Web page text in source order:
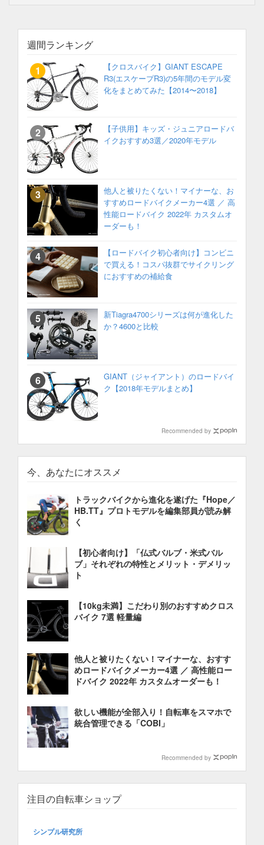
週間ランキング
【クロスバイク】GIANT ESCAPE
R3(エスケープR3)の5年間のモデル変
化をまとめてみた【2014〜2018】
【子供用】キッズ・ジュニアロードバ
イクおすすめ3選／2020年モデル
他人と被りたくない！マイナーな、お
すすめロードバイクメーカー4選 ／ 高
性能ロードバイク 2022年 カスタムオ
ーダーも！
【ロードバイク初心者向け】コンビニ
で買える！コスパ抜群でサイクリング
におすすめの補給食
新Tiagra4700シリーズは何が進化した
か？4600と比較
GIANT（ジャイアント）のロードバイ
ク【2018年モデルまとめ】
Recommended by
今、あなたにオススメ
トラックバイクから進化を遂げた『Hope／
HB.TT』プロトモデルを編集部員が読み解
く
【初心者向け】「仏式バルブ・米式バル
ブ」それぞれの特性とメリット・デメリッ
ト
【10kg未満】こだわり別のおすすめクロス
バイク 7選 軽量編
他人と被りたくない！マイナーな、おすす
めロードバイクメーカー4選 ／ 高性能ロー
ドバイク 2022年 カスタムオーダーも！
欲しい機能が全部入り！自転車をスマホで
統合管理できる「COBI」
Recommended by
注目の自転車ショップ
シンプル研究所